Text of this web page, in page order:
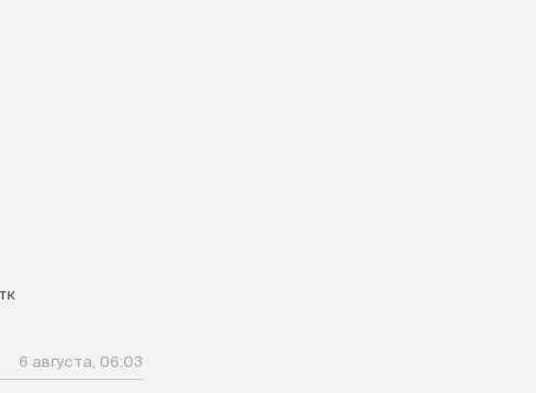
6 августа, 06:03